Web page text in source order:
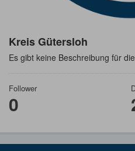
Kreis Gütersloh
Es gibt keine Beschreibung für
Follower
0